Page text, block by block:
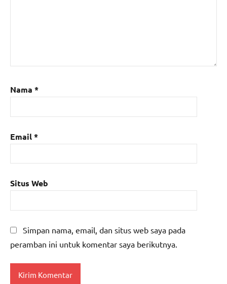
Nama *
Email*
Situs Web
Simpan nama, email, dan situs web saya pada
peramban ini untuk komentar saya berikutnya.